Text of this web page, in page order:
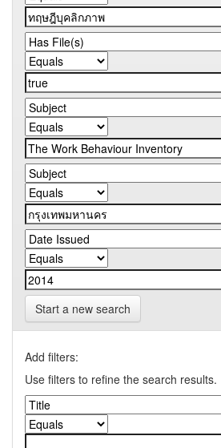
Start a new search
Add filters:
Use filters to refine the search results.